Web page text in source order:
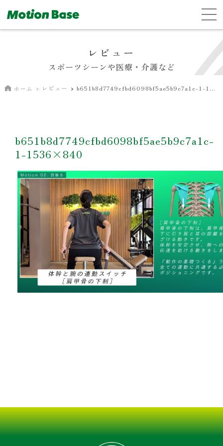
レビュー
スポーツシーンや医療・介護など
ホーム レビュー b651b8d7749cfbd6098bf5ae5b9c7a1c-1-1536×840
b651b8d7749cfbd6098bf5ae5b9c7a1c-
1-1536×840